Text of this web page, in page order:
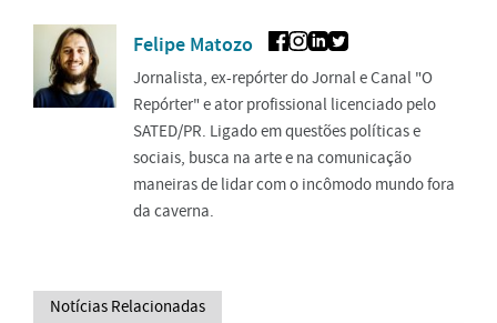
Felipe Matozo
Jornalista, ex-repórter do Jornal e Canal "O
Repórter" e ator profissional licenciado pelo
SATED/PR. Ligado em questões políticas e
sociais, busca na arte e na comunicação
maneiras de lidar com o incômodo mundo fora
da caverna.
Notícias Relacionadas